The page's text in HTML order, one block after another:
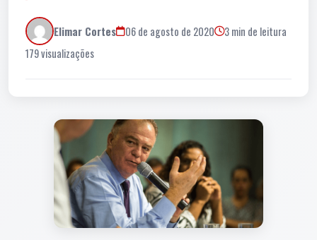
Elimar Cortes 06 de agosto de 2020
3 min de leitura
179 visualizações